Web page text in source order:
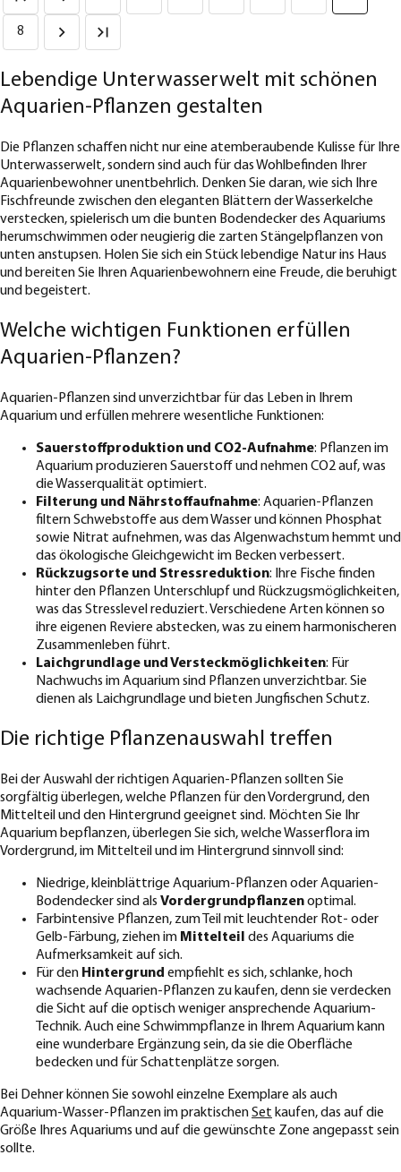
8
Lebendige Unterwasserwelt mit schönen
Aquarien-Pflanzen gestalten
Die Pflanzen schaffen nicht nur eine atemberaubende Kulisse für Ihre
Unterwasserwelt, sondern sind auch für das Wohlbefinden Ihrer
Aquarienbewohner unentbehrlich. Denken Sie daran, wie sich Ihre
Fischfreunde zwischen den eleganten Blättern der Wasserkelche
verstecken, spielerisch um die bunten Bodendecker des Aquariums
herumschwimmen oder neugierig die zarten Stängelpflanzen von
unten anstupsen. Holen Sie sich ein Stück lebendige Natur ins Haus
und bereiten Sie Ihren Aquarienbewohnern eine Freude, die beruhigt
und begeistert.
Welche wichtigen Funktionen erfüllen
Aquarien-Pflanzen?
Aquarien-Pflanzen sind unverzichtbar für das Leben in Ihrem
Aquarium und erfüllen mehrere wesentliche Funktionen:
Sauerstoffproduktion und CO2-Aufnahme: Pflanzen im
Aquarium produzieren Sauerstoff und nehmen CO2 auf, was
die Wasserqualität optimiert.
Filterung und Nährstoffaufnahme: Aquarien-Pflanzen
filtern Schwebstoffe aus dem Wasser und können Phosphat
sowie Nitrat aufnehmen, was das Algenwachstum hemmt und
das ökologische Gleichgewicht im Becken verbessert.
Rückzugsorte und Stressreduktion: Ihre Fische finden
hinter den Pflanzen Unterschlupf und Rückzugsmöglichkeiten,
was das Stresslevel reduziert. Verschiedene Arten können so
ihre eigenen Reviere abstecken, was zu einem harmonischeren
Zusammenleben führt.
Laichgrundlage und Versteckmöglichkeiten: Für
Nachwuchs im Aquarium sind Pflanzen unverzichtbar. Sie
dienen als Laichgrundlage und bieten Jungfischen Schutz.
Die richtige Pflanzenauswahl treffen
Bei der Auswahl der richtigen Aquarien-Pflanzen sollten Sie
sorgfältig überlegen, welche Pflanzen für den Vordergrund, den
Mittelteil und den Hintergrund geeignet sind. Möchten Sie Ihr
Aquarium bepflanzen, überlegen Sie sich, welche Wasserflora im
Vordergrund, im Mittelteil und im Hintergrund sinnvoll sind:
Niedrige, kleinblättrige Aquarium-Pflanzen oder Aquarien-
Bodendecker sind als Vordergrundpflanzenoptimal.
Farbintensive Pflanzen, zum Teil mit leuchtender Rot- oder
Gelb-Färbung, ziehen im Mittelteil des Aquariums die
Aufmerksamkeit auf sich.
Für den Hintergrund empfiehlt es sich, schlanke, hoch
wachsende Aquarien-Pflanzen zu kaufen, denn sie verdecken
die Sicht auf die optisch weniger ansprechende Aquarium-
Technik. Auch eine Schwimmpflanze in Ihrem Aquarium kann
eine wunderbare Ergänzung sein, da sie die Oberfläche
bedecken und für Schattenplätze sorgen.
Bei Dehner können Sie sowohl einzelne Exemplare als auch
Aquarium-Wasser-Pflanzen im praktischenSet kaufen, das auf die
Größe Ihres Aquariums und auf die gewünschte Zone angepasst sein
sollte.